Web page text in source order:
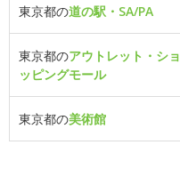
東京都の道の駅・SA/PA
東京都のアウトレット・ショ
ッピングモール
東京都の美術館